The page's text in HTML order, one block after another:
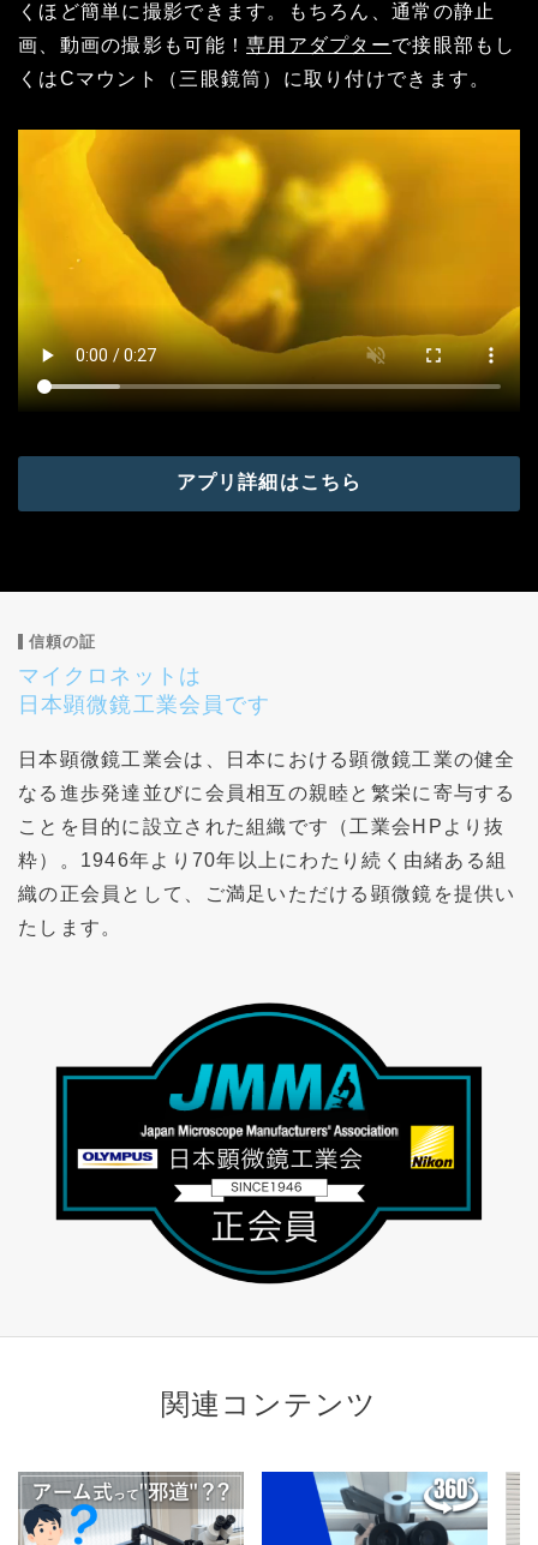
くほど簡単に撮影できます。もちろん、通常の静止
画、動画の撮影も可能！専用アダプターで接眼部もし
くはCマウント（三眼鏡筒）に取り付けできます。
アプリ詳細はこちら
信頼の証
マイクロネットは
日本顕微鏡工業会員です
日本顕微鏡工業会は、日本における顕微鏡工業の健全
なる進歩発達並びに会員相互の親睦と繁栄に寄与する
ことを目的に設立された組織です（工業会HPより抜
粋）。1946年より70年以上にわたり続く由緒ある組
織の正会員として、ご満足いただける顕微鏡を提供い
たします。
関連コンテンツ